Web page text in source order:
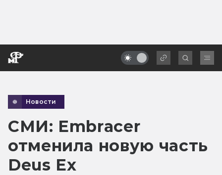
Новости
СМИ: Embracer
отменила новую часть
Deus Ex